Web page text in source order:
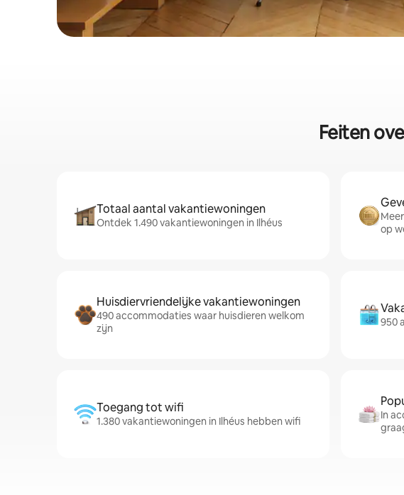
Feiten
Totaal aantal vakantiewoningen
Ontdek 1.490 vakantiewoningen in Ilhéus
op
Huisdiervriendelijke vakantiewoningen
490 accommodaties waar huisdieren welkom
zijn
950
Toegang tot wifi
1.380 vakantiewoningen in Ilhéus hebben wifi
In